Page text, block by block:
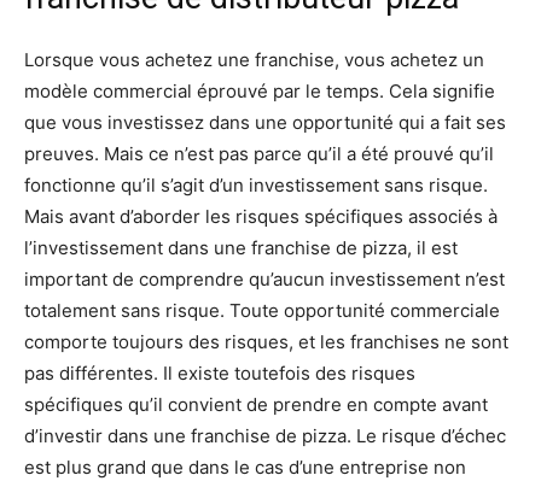
Lorsque vous achetez une franchise, vous achetez un
modèle commercial éprouvé par le temps. Cela signifie
que vous investissez dans une opportunité qui a fait ses
preuves. Mais ce n’est pas parce qu’il a été prouvé qu’il
fonctionne qu’il s’agit d’un investissement sans risque.
Mais avant d’aborder les risques spécifiques associés à
l’investissement dans une franchise de pizza, il est
important de comprendre qu’aucun investissement n’est
totalement sans risque. Toute opportunité commerciale
comporte toujours des risques, et les franchises ne sont
pas différentes. Il existe toutefois des risques
spécifiques qu’il convient de prendre en compte avant
d’investir dans une franchise de pizza. Le risque d’échec
est plus grand que dans le cas d’une entreprise non